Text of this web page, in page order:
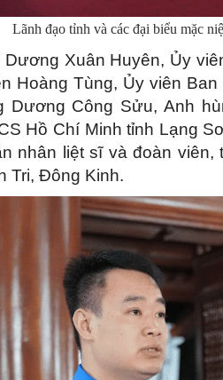
Lãnh đạo tỉnh và các đại biểu mặc
Xuân Huyên, Ủy
Hoàng Tùng, Ủy viên
Dương Công Sửu, Anh
Hồ Chí Minh tỉnh Lạng
nhân liệt sĩ và đoàn
Tri, Đông Kinh.